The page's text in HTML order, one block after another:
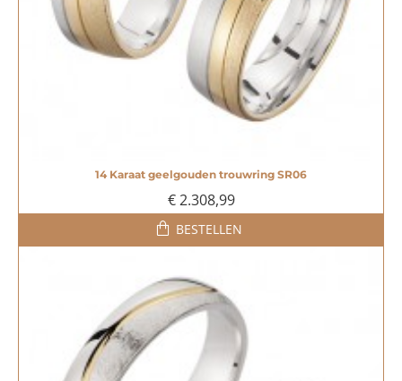
14 Karaat geelgouden trouwring SR06
€ 2.308,99
BESTELLEN